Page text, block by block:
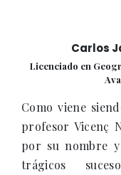
Carlos
Licenciado en
Como viene
profesor Vicenç
por su nombre
trágicos